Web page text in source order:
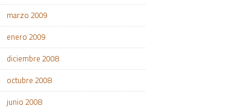
marzo 2009
enero 2009
diciembre 2008
octubre 2008
junio 2008